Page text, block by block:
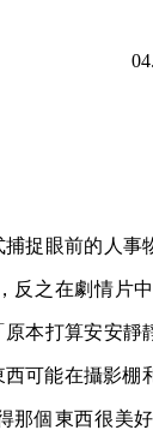
捉眼前的人
反之在劇情片
本打算安安
可能在攝影棚
那個東西很美